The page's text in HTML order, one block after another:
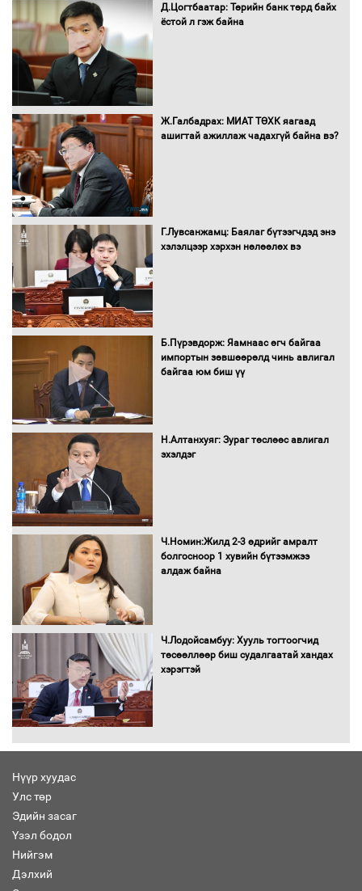
16 төрлийн эмийг нэг эх үүсвэрээс
Бүх шатанд хэмнэлтийн горимд
шилжиж, найр наадам, зөвлөгөөн,
орчныг бүрдүүллээ
баримт
Д.Цогтбаатар: Төрийн банк төрд байх
ёстой л гэж байна
Ж.Галбадрах: МИАТ ТӨХК яагаад
ашигтай ажиллаж чадахгүй байна вэ?
Г.Лувсанжамц: Баялаг бүтээгчдэд энэ
хэлэлцээр хэрхэн нөлөөлөх вэ
Б.Пүрэвдорж: Яамнаас өгч байгаа
импортын зөвшөөрөлд чинь авлигал
байгаа юм биш үү
Н.Алтанхуяг: Зураг төслөөс авлигал
эхэлдэг
Ч.Номин:Жилд 2-3 өдрийг амралт
болгосноор 1 хувийн бүтээмжээ
алдаж байна
Ч.Лодойсамбуу: Хууль тогтоогчид
төсөөллөөр биш судалгаатай хандах
хэрэгтэй
Нүүр хуудас
Улс төр
Эдийн засаг
Үзэл бодол
Нийгэм
Дэлхий